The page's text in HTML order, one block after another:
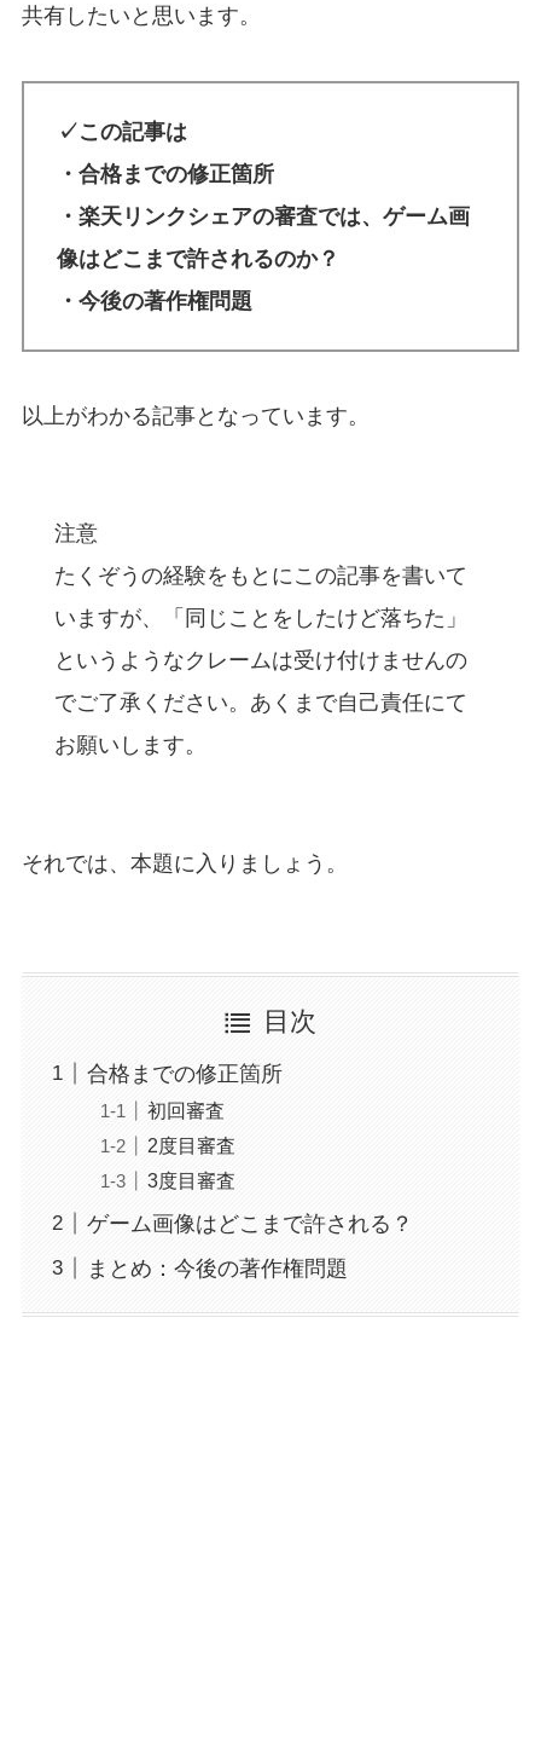
共有したいと思います。
✓この記事は
・合格までの修正箇所
・楽天リンクシェアの審査では、ゲーム画
像はどこまで許されるのか？
・今後の著作権問題
以上がわかる記事となっています。
注意
たくぞうの経験をもとにこの記事を書いて
いますが、「同じことをしたけど落ちた」
というようなクレームは受け付けませんの
でご了承ください。あくまで自己責任にて
お願いします。
それでは、本題に入りましょう。
目次
合格までの修正箇所
初回審査
2度目審査
3度目審査
ゲーム画像はどこまで許される？
まとめ：今後の著作権問題